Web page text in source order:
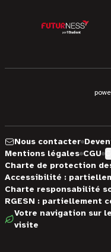
Nous contacter
Mentions légales CGU
Charte de protection
Accessibilité :
Charte responsabilité
RGESN : partiellement
Votre navigation sur
visite